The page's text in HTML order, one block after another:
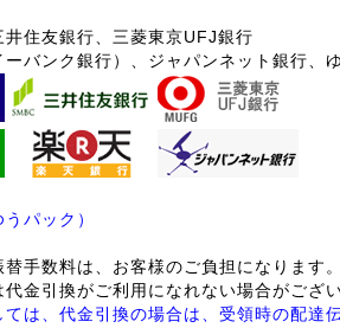
住友銀行、三菱東京UFJ銀行
バンク銀行）、ジャパンネット銀行、
パック）
手数料は、お客様のご負担になります。
金引換がご利用になれない場合がござい
は、代金引換の場合は、受領時の配達